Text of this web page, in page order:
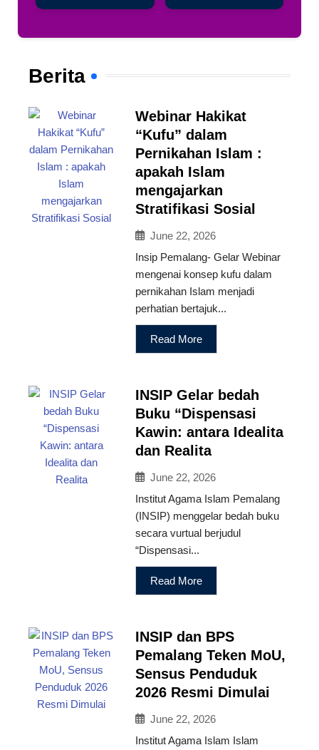
Berita
Webinar Hakikat
“Kufu” dalam
Pernikahan Islam :
apakah Islam
mengajarkan
Stratifikasi Sosial
June 22, 2026
Insip Pemalang- Gelar Webinar
mengenai konsep kufu dalam
pernikahan Islam menjadi
perhatian bertajuk...
Read More
INSIP Gelar bedah
Buku “Dispensasi
Kawin: antara Idealita
dan Realita
June 22, 2026
Institut Agama Islam Pemalang
(INSIP) menggelar bedah buku
secara vurtual berjudul
“Dispensasi...
Read More
INSIP dan BPS
Pemalang Teken MoU,
Sensus Penduduk
2026 Resmi Dimulai
June 22, 2026
Institut Agama Islam Islam